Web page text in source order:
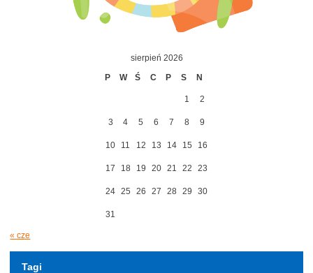
sierpień 2026
P
W Ś C P S N
1 2
3 4 5 6 7 8 9
10 11 12 13 14 15 16
17 18 19 20 21 22 23
24 25 26 27 28 29 30
31
« cze
Tagi